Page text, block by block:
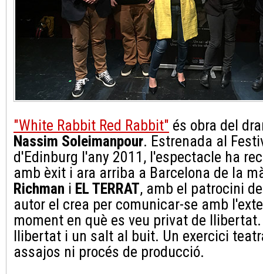
"White Rabbit Red Rabbit" és obra del
Nassim Soleimanpour. Estrenada al
d'Edinburg l'any 2011, l'espectacle ha
amb èxit i ara arriba a Barcelona de la
Richman i EL TERRAT, amb el patrocini
autor el crea per comunicar-se amb
moment en què es veu privat de
llibertat i un salt al buit. Un exercici
assajos ni procés de producció.